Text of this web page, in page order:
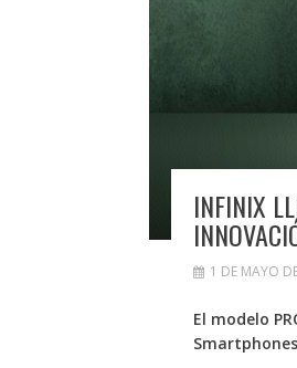
INFINIX
1 DE MAYO
El modelo